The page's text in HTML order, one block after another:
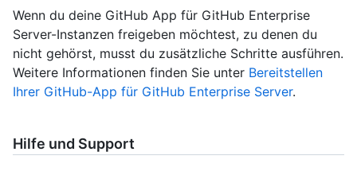
Wenn du deine GitHub App für GitHub Enterprise
Server-Instanzen freigeben möchtest, zu denen du
nicht gehörst, musst du zusätzliche Schritte ausführen.
Weitere Informationen finden Sie unter Bereitstellen
Ihrer GitHub-App für GitHub Enterprise Server.
Hilfe und Support